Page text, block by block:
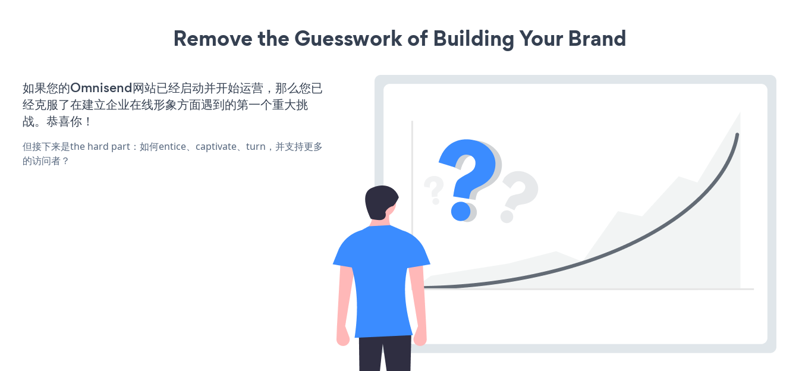
Remove the Guesswork of Building Your Brand
如果您的Omnisend网站已经启动并开始运营，那么您已
经克服了在建立企业在线形象方面遇到的第一个重大挑
战。恭喜你！
但接下来是the hard part：如何entice、captivate、turn，并支持更多
的访问者？